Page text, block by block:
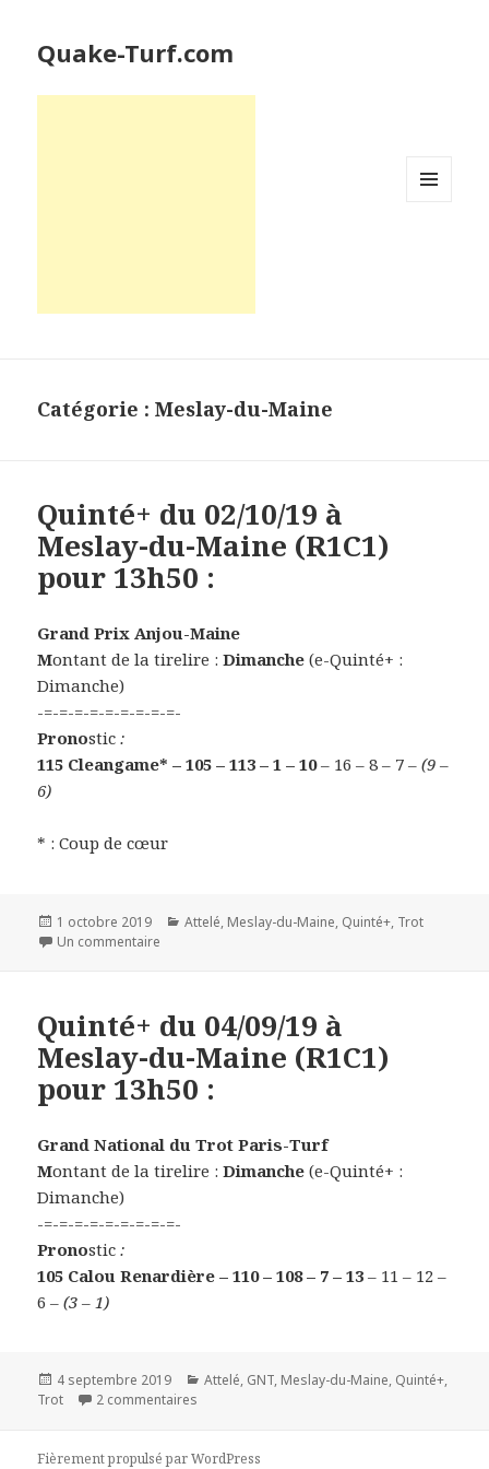
Quake-Turf.com
Catégorie : Meslay-du-Maine
Quinté+ du 02/10/19 à
Meslay-du-Maine (R1C1)
pour 13h50 :
Grand Prix Anjou-Maine
Montant de la tirelire :Dimanche (e-Quinté+ :
Dimanche)
-=-=-=-=-=-=-=-=-=-
Pronostic:
115 Cleangame* – 105 – 113 – 1 – 10– 16 – 8 – 7 – (9 –
6)
* : Coup de cœur
Publié
le
1 octobre 2019 Catégories
Attelé, Meslay-du-Maine, Quinté+, Trot
Un commentaire
Quinté+ du 04/09/19 à
Meslay-du-Maine (R1C1)
pour 13h50 :
Grand National du Trot Paris-Turf
Montant de la tirelire :Dimanche (e-Quinté+ :
Dimanche)
-=-=-=-=-=-=-=-=-=-
Pronostic:
105 Calou Renardière – 110 – 108 – 7 – 13 – 11 – 12 –
6 – (3 – 1)
Publié
le
4 septembre 2019 Catégories
Attelé, GNT, Meslay-du-Maine, Quinté+,
Trot
2 commentaires
Fièrement propulsé par WordPress